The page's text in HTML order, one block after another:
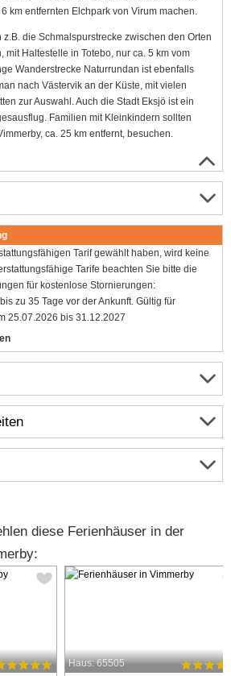
km entfernten Elchpark von Virum machen.
die Schmalspurstrecke zwischen den Orten
mit Haltestelle in Totebo, nur ca. 5 km vom
Wanderstrecke Naturrundan ist ebenfalls
nach Västervik an der Küste, mit vielen
zur Auswahl. Auch die Stadt Eksjö ist ein
Familien mit Kleinkindern sollten
ca. 25 km entfernt, besuchen.
Tarif gewählt haben, wird keine
Tarife beachten Sie bitte die
für kostenlose Stornierungen:
zu 35 Tage vor der Ankunft. Gültig für
25.07.2026 bis 31.12.2027
diese Ferienhäuser in der
Haus: 65505